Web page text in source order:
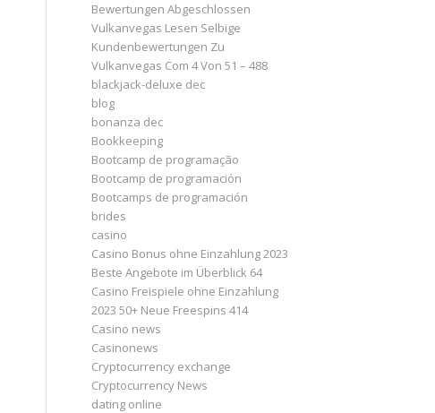
Bewertungen Abgeschlossen
Vulkanvegas Lesen Selbige
Kundenbewertungen Zu
Vulkanvegas Com 4 Von 51 – 488
blackjack-deluxe dec
blog
bonanza dec
Bookkeeping
Bootcamp de programação
Bootcamp de programación
Bootcamps de programación
brides
casino
Casino Bonus ohne Einzahlung 2023 ️
Beste Angebote im Überblick 64
Casino Freispiele ohne Einzahlung
2023 50+ Neue Freespins 414
Casino news
Casinonews
Cryptocurrency exchange
Cryptocurrency News
dating online